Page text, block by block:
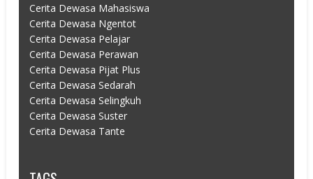
Cerita Dewasa Mahasiswa
Cerita Dewasa Ngentot
Cerita Dewasa Pelajar
Cerita Dewasa Perawan
Cerita Dewasa Pijat Plus
Cerita Dewasa Sedarah
Cerita Dewasa Selingkuh
Cerita Dewasa Suster
Cerita Dewasa Tante